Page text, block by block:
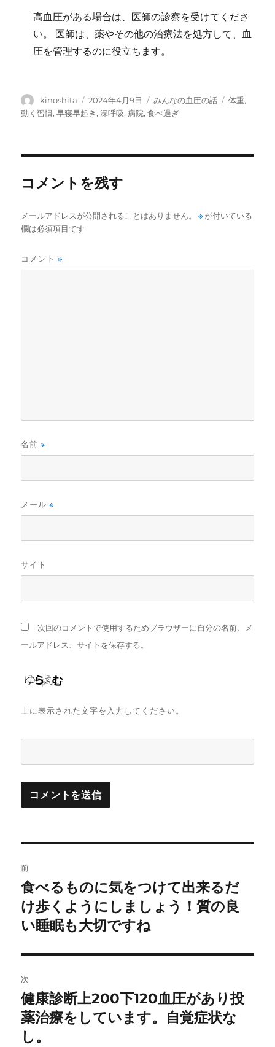
高血圧がある場合は、医師の診察を受けてくださ
い。 医師は、薬やその他の治療法を処方して、血
圧を管理するのに役立ちます。
投
稿
kinoshita
投
稿
2024年4月9日
カ
テ
みんなの血圧の話
タ
体重,
動く習慣,早寝早起き,深呼吸,病院,食べ過ぎ
コメントを残す
メールアドレスが公開されることはありません。 ※ が付いている
欄は必須項目です
コメント※
名前※
メール※
サイト
次回のコメントで使用するためブラウザーに自分の名前、メ
ールアドレス、サイトを保存する。
上に表示された文字を入力してください。
稿
ナ
ビ
ゲ
ー
シ
ョ
前
前
の
投
食べるものに気をつけて出来るだ
け歩くようにしましょう！質の良
い睡眠も大切ですね
次
次
の
投
健康診断上200下120血圧があり投
薬治療をしています。自覚症状な
し。